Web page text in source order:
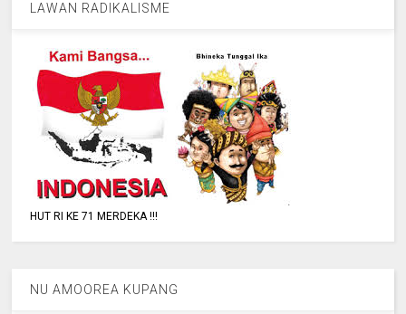
LAWAN RADIKALISME
HUT RI KE 71 MERDEKA !!!
NU AMOOREA KUPANG